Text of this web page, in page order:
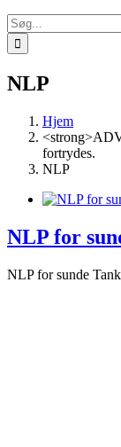
Søg
efter:
NLP
Hjem
fortrydes.
NLP
NLP for
NLP for sunde